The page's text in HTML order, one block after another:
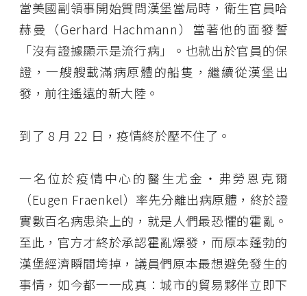
當美國副領事開始質問漢堡當局時，衛生官員哈
赫曼（Gerhard Hachmann）當著他的面發誓
「沒有證據顯示是流行病」。也就出於官員的保
證，一艘艘載滿病原體的船隻，繼續從漢堡出
發，前往遙遠的新大陸。
到了 8 月 22 日，疫情終於壓不住了。
一名位於疫情中心的醫生尤金・弗勞恩克爾
（Eugen Fraenkel）率先分離出病原體，終於證
實數百名病患染上的，就是人們最恐懼的霍亂。
至此，官方才終於承認霍亂爆發，而原本蓬勃的
漢堡經濟瞬間垮掉，議員們原本最想避免發生的
事情，如今都一一成真：城市的貿易夥伴立即下